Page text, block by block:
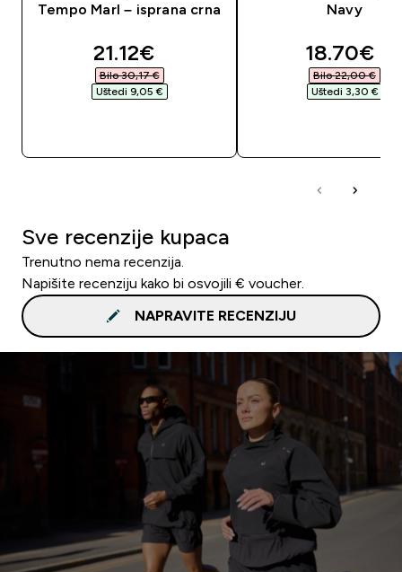
Tempo Marl – isprana crna
discounted price
21.12€‎
Bilo 30,17 €‎
Uštedi 9,05 €‎
Navy
18.70€‎
Bilo 22,00 €‎
Uštedi 3,30 €‎
Sve recenzije kupaca
Trenutno nema recenzija.
Napišite recenziju kako bi osvojili € voucher.
NAPRAVITE RECENZIJU